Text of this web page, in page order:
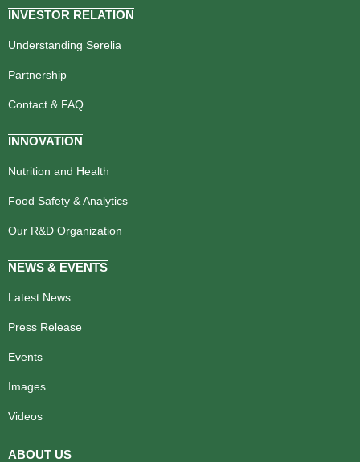
INVESTOR RELATION
Understanding Serelia
Partnership
Contact & FAQ
INNOVATION
Nutrition and Health
Food Safety & Analytics
Our R&D Organization
NEWS & EVENTS
Latest News
Press Release
Events
Images
Videos
ABOUT US